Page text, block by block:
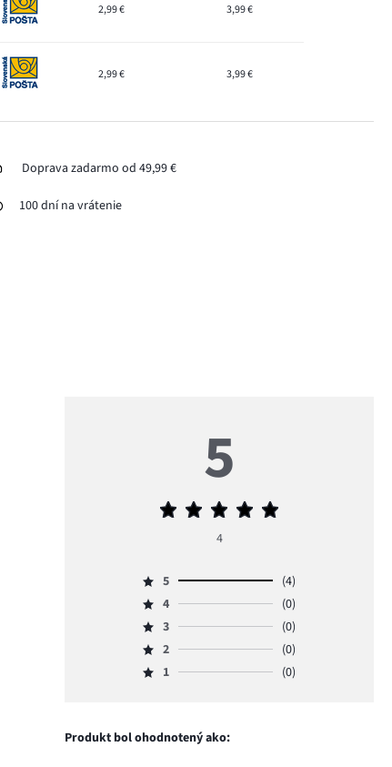
2,99 € 3,99 €
2,99 € 3,99 €
Doprava zadarmo od 49,99 €
100 dní na vrátenie
5
Priemerné
5
4
Hodnotenie
5,
počet
hlasov
5
(4)
Hodnotenie
4,
počet
hlasov
4
(0)
Hodnotenie
3,
počet
3
(0)
Hodnotenie
2,
0.
2
(0)
Hodnotenie
hlasov
1 (0)
Produkt bol ohodnotený ako: